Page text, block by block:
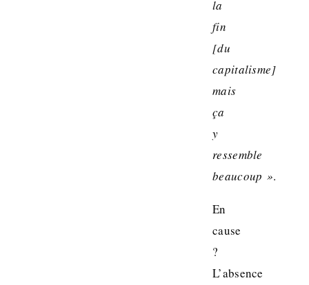
la
fin
[du
capitalisme]
mais
ça
y
ressemble
beaucoup ».
En
cause
?
L’absence